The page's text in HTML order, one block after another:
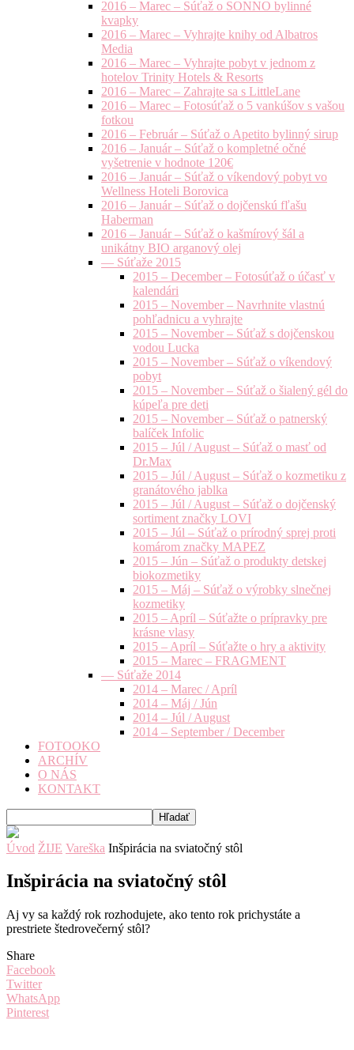
2016 – Marec – Súťaž o SONNO bylinné
kvapky
2016 – Marec – Vyhrajte knihy od Albatros
Media
2016 – Marec – Vyhrajte pobyt v jednom z
hotelov Trinity Hotels & Resorts
2016 – Marec – Zahrajte sa s LittleLane
2016 – Marec – Fotosúťaž o 5 vankúšov s vašou
fotkou
2016 – Február – Súťaž o Apetito bylinný sirup
2016 – Január – Súťaž o kompletné očné
vyšetrenie v hodnote 120€
2016 – Január – Súťaž o víkendový pobyt vo
Wellness Hoteli Borovica
2016 – Január – Súťaž o dojčenskú fľašu
Haberman
2016 – Január – Súťaž o kašmírový šál a
unikátny BIO arganový olej
— Súťaže 2015
2015 – December – Fotosúťaž o účasť v
kalendári
2015 – November – Navrhnite vlastnú
pohľadnicu a vyhrajte
2015 – November – Súťaž s dojčenskou
vodou Lucka
2015 – November – Súťaž o víkendový
pobyt
2015 – November – Súťaž o šialený gél do
kúpeľa pre deti
2015 – November – Súťaž o patnerský
balíček Infolic
2015 – Júl / August – Súťaž o masť od
Dr.Max
2015 – Júl / August – Súťaž o kozmetiku z
granátového jablka
2015 – Júl / August – Súťaž o dojčenský
sortiment značky LOVI
2015 – Júl – Súťaž o prírodný sprej proti
komárom značky MAPEZ
2015 – Jún – Súťaž o produkty detskej
biokozmetiky
2015 – Máj – Súťaž o výrobky slnečnej
kozmetiky
2015 – Apríl – Súťažte o prípravky pre
krásne vlasy
2015 – Apríl – Súťažte o hry a aktivity
2015 – Marec – FRAGMENT
— Súťaže 2014
2014 – Marec / Apríl
2014 – Máj / Jún
2014 – Júl / August
2014 – September / December
FOTOOKO
ARCHÍV
O NÁS
KONTAKT
Úvod ŽIJE Vareška Inšpirácia na sviatočný stôl
Inšpirácia na sviatočný stôl
Aj vy sa každý rok rozhodujete, ako tento rok prichystáte a
prestriete štedrovečerný stôl?
Share
Facebook
Twitter
WhatsApp
Pinterest